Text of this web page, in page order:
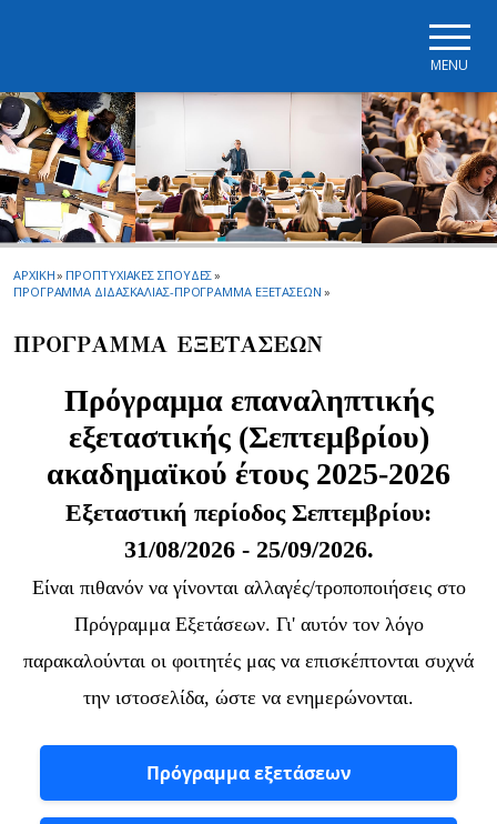
MENU
ΑΡΧΙΚΗ» ΠΡΟΠΤΥΧΙΑΚΕΣ ΣΠΟΥΔΕΣ»
ΠΡΟΓΡΑΜΜΑ ΔΙΔΑΣΚΑΛΙΑΣ-ΠΡΟΓΡΑΜΜΑ ΕΞΕΤΑΣΕΩΝ »
ΠΡΟΓΡΑΜΜΑ ΕΞΕΤΑΣΕΩΝ
Πρόγραμμα επαναληπτικής
εξεταστικής (Σεπτεμβρίου)
ακαδημαϊκού έτους 2025-2026
Εξεταστική περίοδος Σεπτεμβρίου:
31/08/2026 - 25/09/2026.
Είναι πιθανόν να γίνονται αλλαγές/τροποποιήσεις στο
Πρόγραμμα Εξετάσεων. Γι' αυτόν τον λόγο
παρακαλούνται οι φοιτητές μας να επισκέπτονται συχνά
την ιστοσελίδα, ώστε να ενημερώνονται.
Πρόγραμμα εξετάσεων